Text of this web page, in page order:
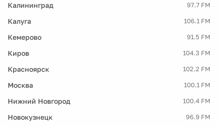
Калининград 97.7 FM
Калуга 106.1 FM
Кемерово 91.5 FM
Киров 104.3 FM
Красноярск 102.2 FM
Москва 100.1 FM
Нижний Новгород 100.4 FM
Новокузнецк 96.9 FM